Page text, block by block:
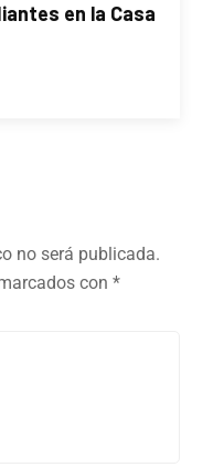
en la Casa
no será publicada.
con *